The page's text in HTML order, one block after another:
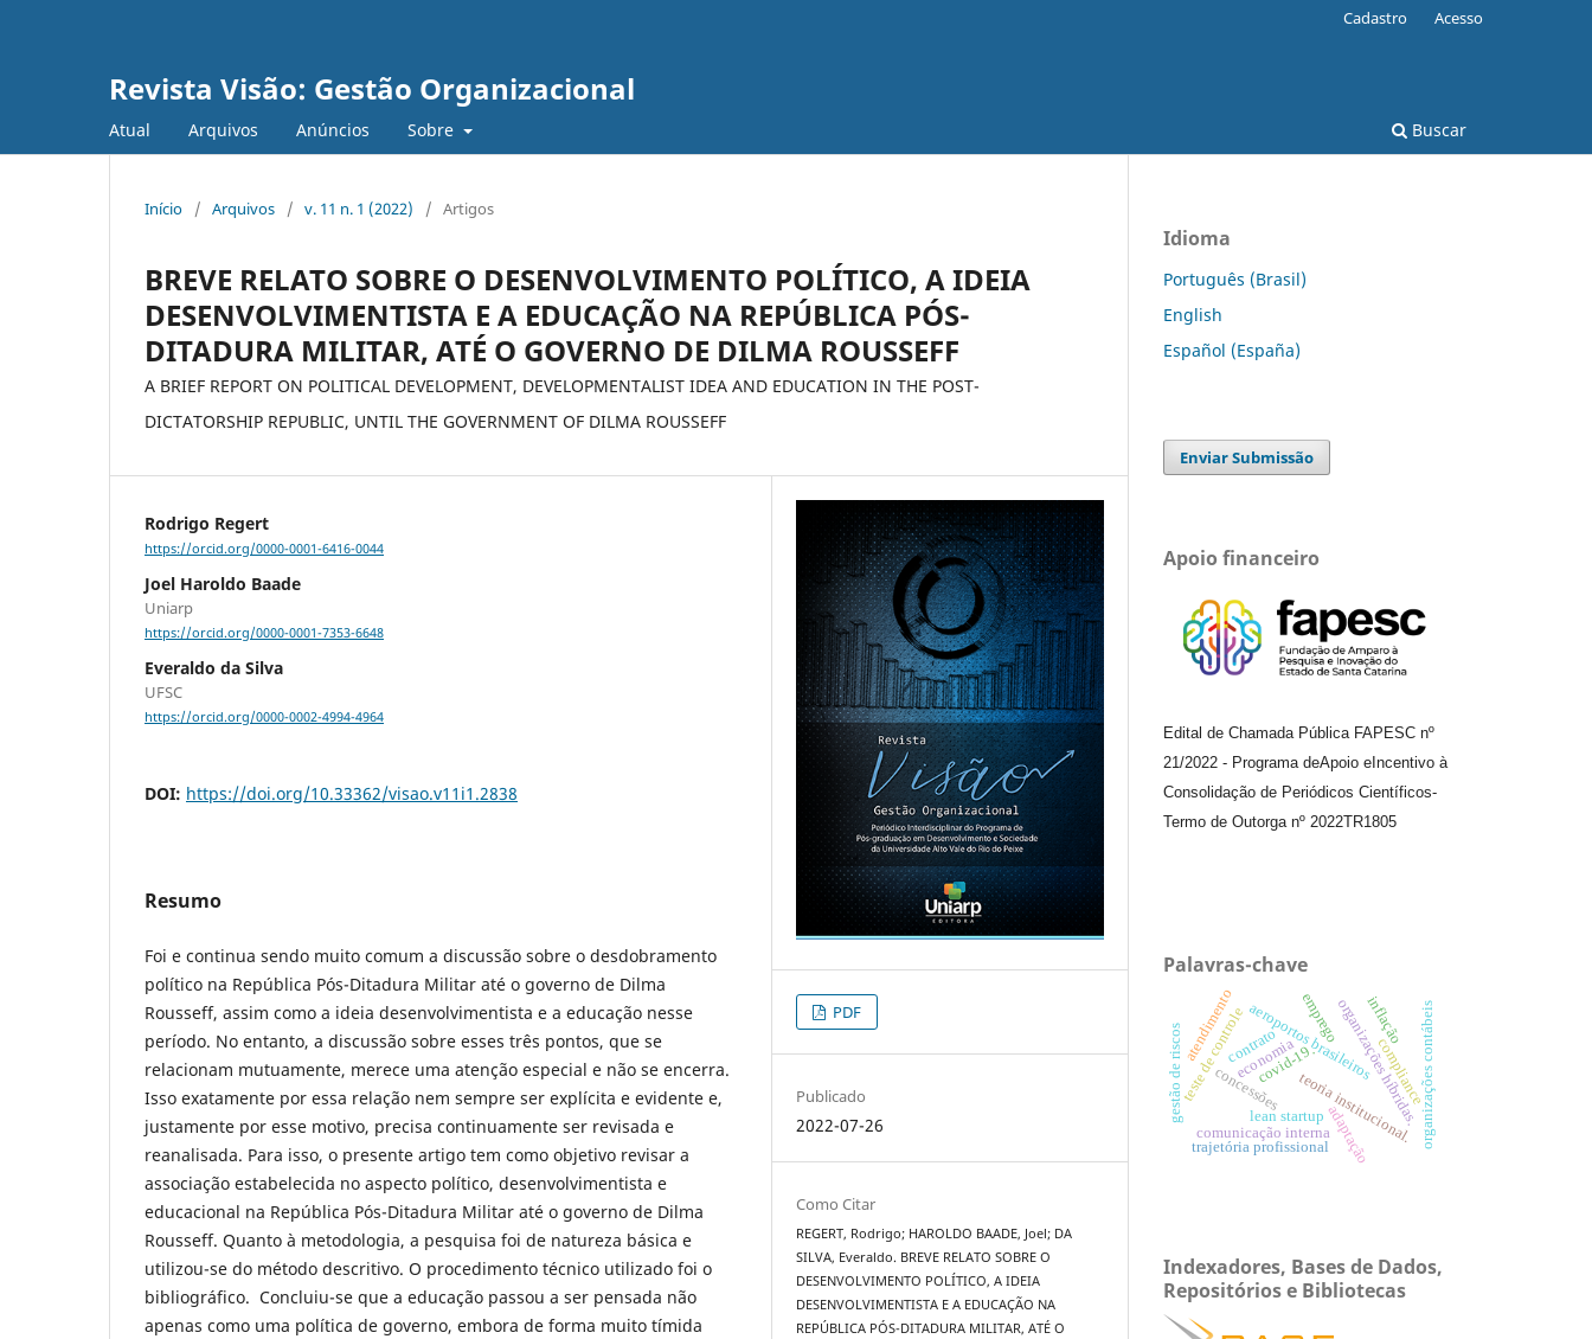
Revista Visão: Gestão Organizacional
Atual Arquivos Anúncios Sobre Buscar
Cadastro Acesso
Início / Arquivos / v. 11 n. 1 (2022) / Artigos
BREVE RELATO SOBRE O DESENVOLVIMENTO POLÍTICO, A IDEIA
DESENVOLVIMENTISTA E A EDUCAÇÃO NA REPÚBLICA PÓS-
DITADURA MILITAR, ATÉ O GOVERNO DE DILMA ROUSSEFF
A BRIEF REPORT ON POLITICAL DEVELOPMENT, DEVELOPMENTALIST IDEA AND EDUCATION IN THE POST-
DICTATORSHIP REPUBLIC, UNTIL THE GOVERNMENT OF DILMA ROUSSEFF
Rodrigo Regert
https://orcid.org/0000-0001-6416-0044
Joel Haroldo Baade
Uniarp
https://orcid.org/0000-0001-7353-6648
Everaldo da Silva
UFSC
https://orcid.org/0000-0002-4994-4964
DOI: https://doi.org/10.33362/visao.v11i1.2838
Resumo
Foi e continua sendo muito comum a discussão sobre o desdobramento
político na República Pós-Ditadura Militar até o governo de Dilma
Rousseff, assim como a ideia desenvolvimentista e a educação nesse
período. No entanto, a discussão sobre esses três pontos, que se
relacionam mutuamente, merece uma atenção especial e não se encerra.
Isso exatamente por essa relação nem sempre ser explícita e evidente e,
justamente por esse motivo, precisa continuamente ser revisada e
reanalisada. Para isso, o presente artigo tem como objetivo revisar a
associação estabelecida no aspecto político, desenvolvimentista e
educacional na República Pós-Ditadura Militar até o governo de Dilma
Rousseff. Quanto à metodologia, a pesquisa foi de natureza básica e
utilizou-se do método descritivo. O procedimento técnico utilizado foi o
bibliográfico. Concluiu-se que a educação passou a ser pensada não
apenas como uma política de governo, embora de forma muito tímida
PDF
Publicado
2022-07-26
Como Citar
REGERT, Rodrigo; HAROLDO BAADE, Joel; DA
SILVA, Everaldo. BREVE RELATO SOBRE O
DESENVOLVIMENTO POLÍTICO, A IDEIA
DESENVOLVIMENTISTA E A EDUCAÇÃO NA
REPÚBLICA PÓS-DITADURA MILITAR, ATÉ O
Idioma
Português (Brasil)
English
Español (España)
Enviar Submissão
Apoio financeiro
Edital de Chamada Pública FAPESC nº
21/2022 - Programa deApoio e Incentivo à
Consolidação de Periódicos Científicos-
Termo de Outorga nº 2022TR1805
Palavras-chave
covid-19.
concessões
aeroportos brasileirosorganizações híbridas.
teoria institucional.
teste de controle
gestão de riscos compliance
lean startupadaptação
comunicação interna
atendimento organizações contábeis
trajetória profissional
economia
emprego
contrato inflação
Indexadores, Bases de Dados,
Repositórios e Bibliotecas